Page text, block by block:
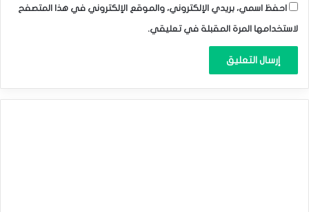
احفظ اسمي، بريدي الإلكتروني، والموقع الإلكتروني في هذا المتصفح
لاستخدامها المرة المقبلة في تعليقي.